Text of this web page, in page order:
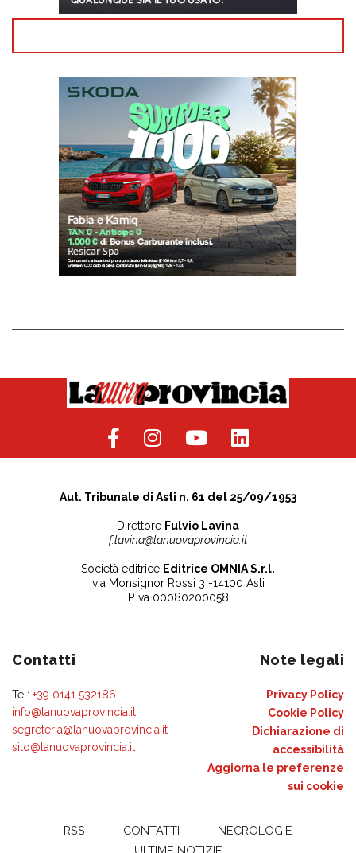
Aut. Tribunale di Asti n. 61 del 25/09/1953
Direttore Fulvio Lavina
f.lavina@lanuovaprovincia.it
Società editrice Editrice OMNIA S.r.l.
via Monsignor Rossi 3 -14100 Asti
P.Iva 00080200058
Contatti
Tel: +39 0141 532186
info@lanuovaprovincia.it
segreteria@lanuovaprovincia.it
sito@lanuovaprovincia.it
Note legali
Privacy Policy
Cookie Policy
Dichiarazione di
accessibilità
Aggiorna le preferenze
sui cookie
RSS CONTATTI
NECROLOGIE
ULTIME NOTIZIE